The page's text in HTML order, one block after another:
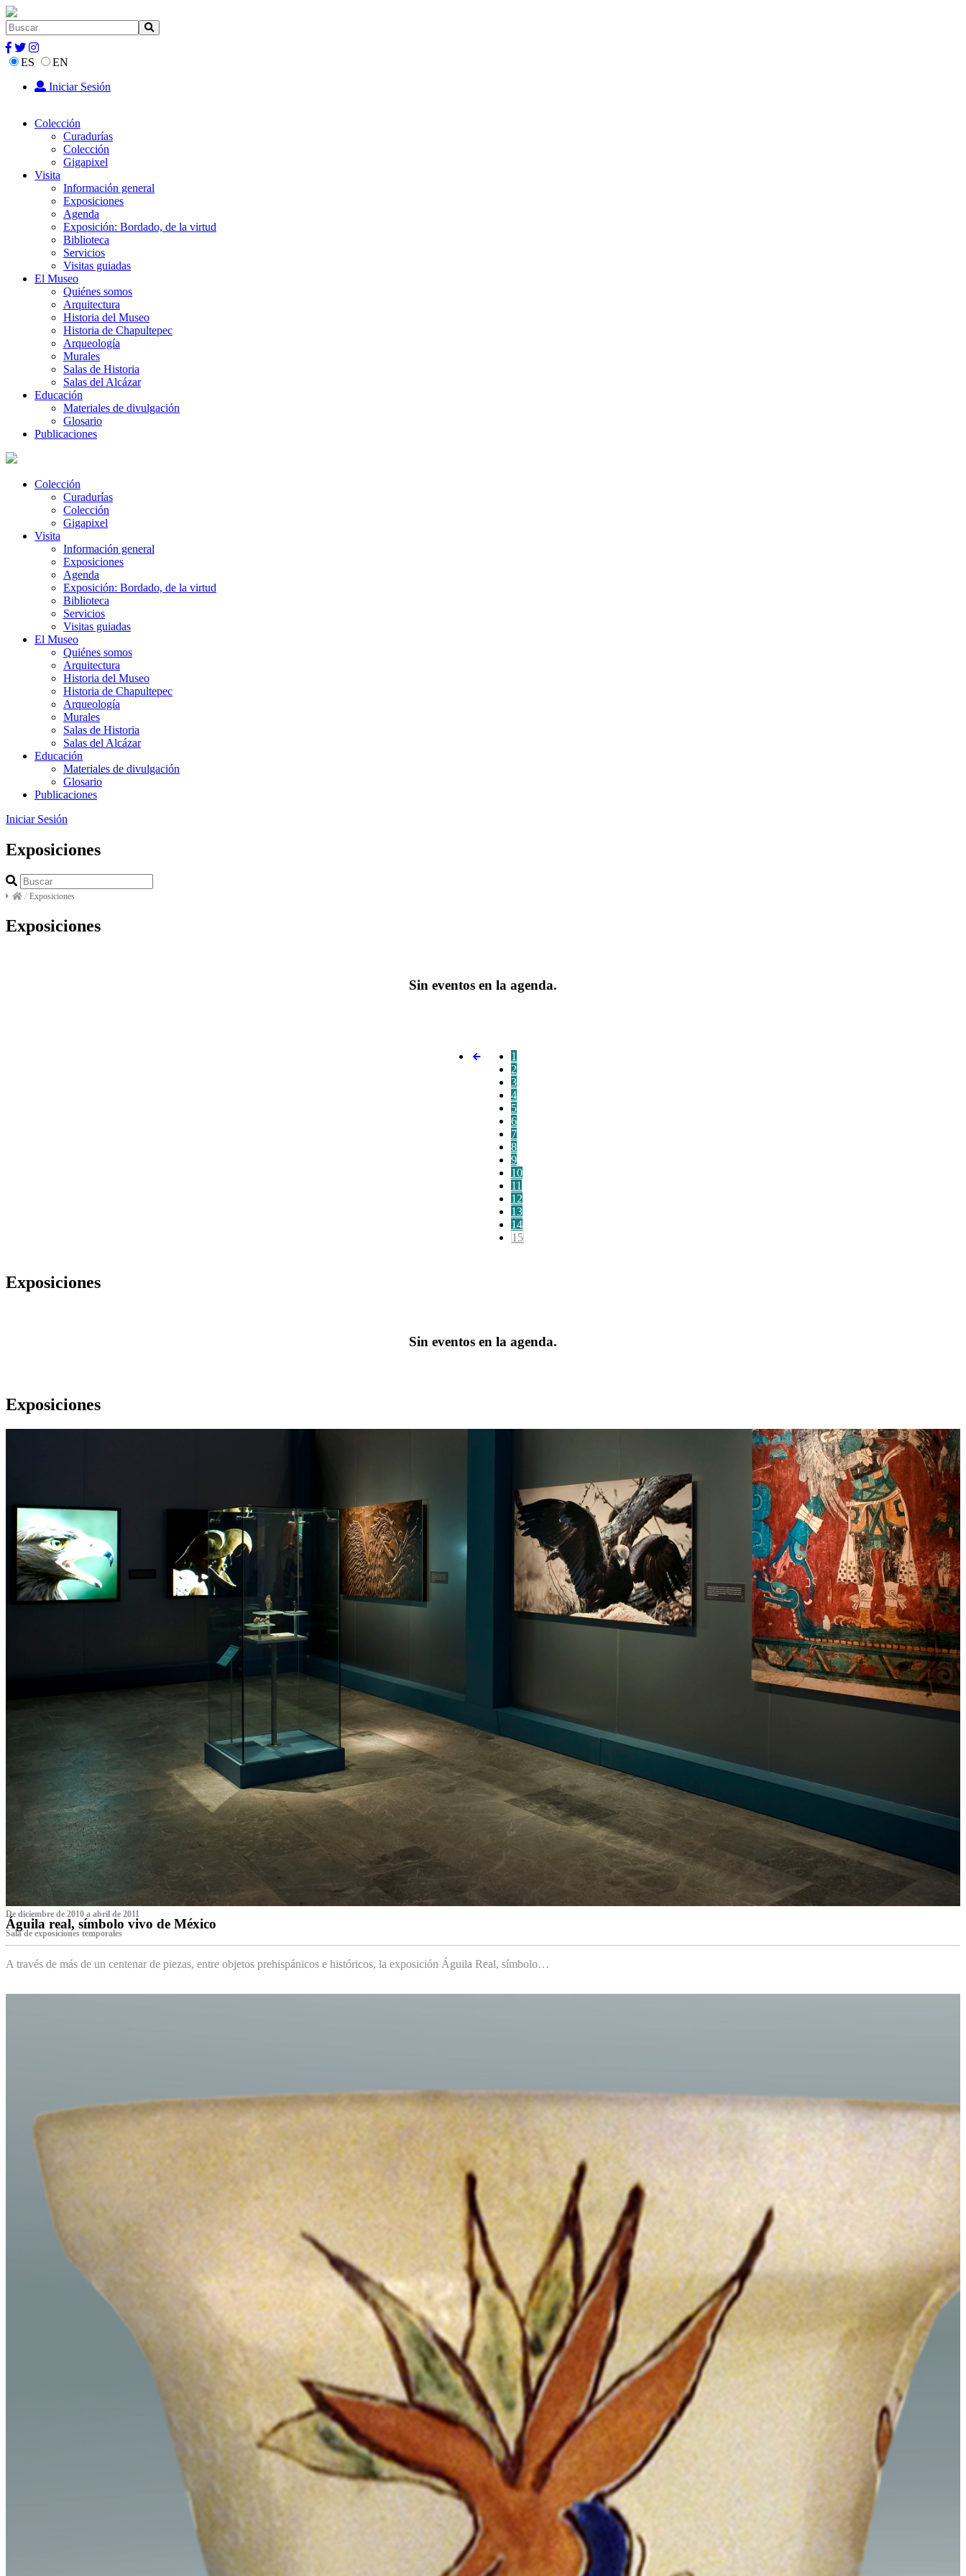
ES
EN
Iniciar Sesión
Colección
Curadurías
Colección
Gigapixel
Visita
Información general
Exposiciones
Agenda
Exposición: Bordado, de la virtud
Biblioteca
Servicios
Visitas guiadas
El Museo
Quiénes somos
Arquitectura
Historia del Museo
Historia de Chapultepec
Arqueología
Murales
Salas de Historia
Salas del Alcázar
Educación
Materiales de divulgación
Glosario
Publicaciones
Colección
Curadurías
Colección
Gigapixel
Visita
Información general
Exposiciones
Agenda
Exposición: Bordado, de la virtud
Biblioteca
Servicios
Visitas guiadas
El Museo
Quiénes somos
Arquitectura
Historia del Museo
Historia de Chapultepec
Arqueología
Murales
Salas de Historia
Salas del Alcázar
Educación
Materiales de divulgación
Glosario
Publicaciones
Iniciar Sesión
Exposiciones
/ Exposiciones
Exposiciones
Sin eventos en la agenda.
1
2
3
4
5
6
7
8
9
10
11
12
13
14
15
Exposiciones
Sin eventos en la agenda.
Exposiciones
De diciembre de 2010 a abril de 2011
Águila real, símbolo vivo de México
Sala de exposiciones temporales
A través de más de un centenar de piezas, entre objetos prehispánicos e históricos, la exposición Águila Real, símbolo…